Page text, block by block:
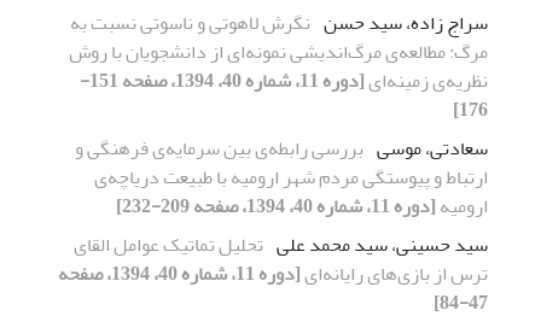
سراج زاده، سید حسن نگرش لاهوتی و ناسوتی نسبت به
مرگ: مطالعه‌ی مرگ‌اندیشی نمونه‌ای از دانشجویان با روش
نظریه‌ی زمینه‌ای
[دوره 11، شماره 40، 1394، صفحه 151-
176]
سعادتی، موسی بررسی رابطه‌ی بین سرمایه‌ی فرهنگی و
ارتباط و پیوستگی مردم شهر ارومیه با طبیعت دریاچه‌ی
ارومیه[دوره 11، شماره 40، 1394، صفحه 209-232]
سید حسینی، سید محمد علی تحلیل تماتیک عوامل القای
‌ترس از بازی‌های رایانه‌ای
[دوره 11، شماره 40، 1394، صفحه
47-84]